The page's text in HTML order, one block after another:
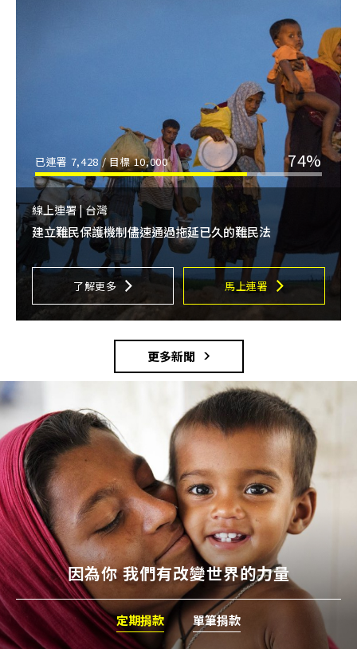
已連署 7,428/ 目標10,000 74%
線上連署 | 台灣
建立難民保護機制儘速通過拖延已久的難民法
了解更多 馬上連署
更多新聞
因為你 我們有改變世界的力量
定期捐款 單筆捐款